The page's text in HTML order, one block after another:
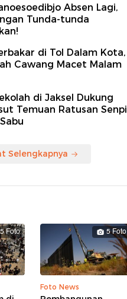
Absen Lagi,
Tunda-tunda
di Tol Dalam Kota,
Cawang Macet Malam
di Jaksel Dukung
Temuan Ratusan Senpi
Selengkapnya
5 Foto 5 Foto
Foto News